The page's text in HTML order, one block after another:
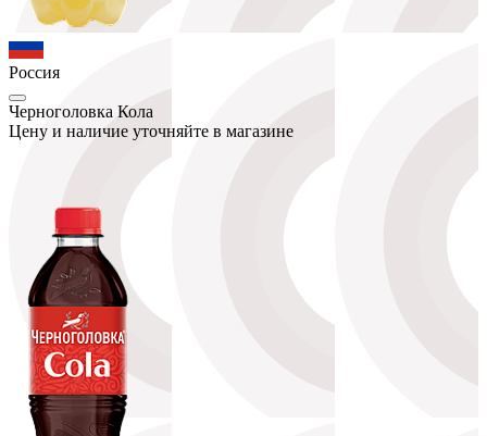
Россия
Черноголовка Кола
Цену и наличие уточняйте в магазине